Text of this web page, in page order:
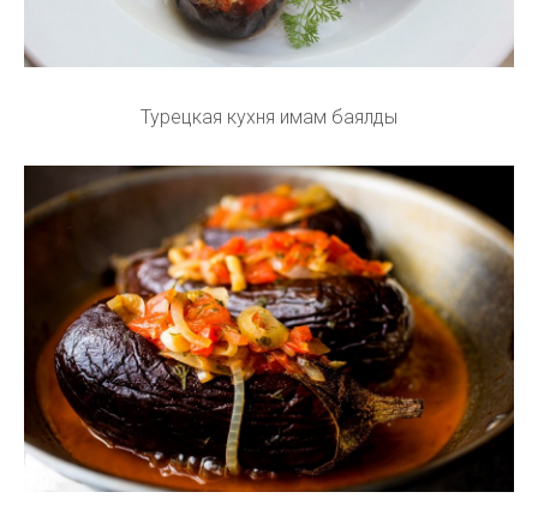
Турецкая кухня имам баялды